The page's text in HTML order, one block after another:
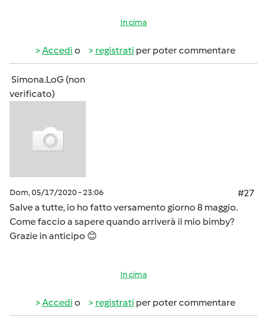
In cima
Accedi o registrati per poter commentare
Simona.LoG (non
verificato)
Dom, 05/17/2020 - 23:06
#27
Salve a tutte, io ho fatto versamento giorno 8 maggio.
Come faccio a sapere quando arriverà il mio bimby?
Grazie in anticipo 😊
In cima
Accedi o registrati per poter commentare